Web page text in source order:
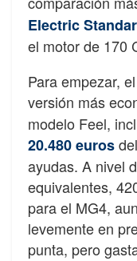
Electric
el motor de 170
Para empezar,
versión más
modelo Feel,
20.480 euros
ayudas. A nivel
equivalentes,
para el MG4,
levemente en
punta, pero